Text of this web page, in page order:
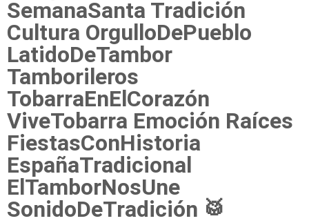
SemanaSanta Tradición
Cultura OrgulloDePueblo
LatidoDeTambor
Tamborileros
TobarraEnElCorazón
ViveTobarra Emoción Raíces
FiestasConHistoria
EspañaTradicional
ElTamborNosUne
SonidoDeTradición 🥁